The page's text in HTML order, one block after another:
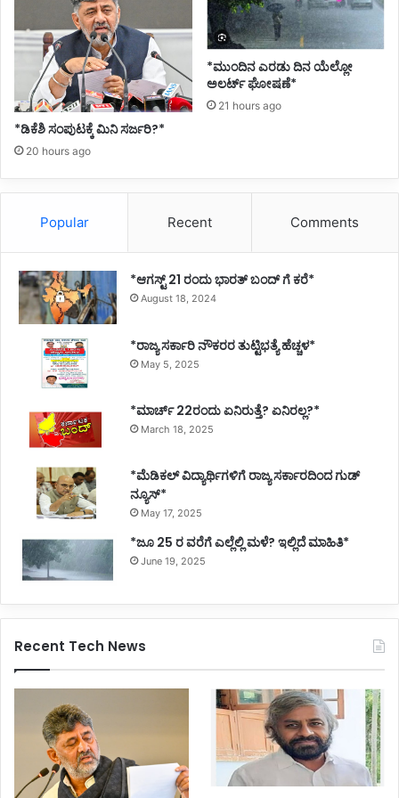
*ಡಿಕೆಶಿ ಸಂಪುಟಕ್ಕೆ ಮಿನಿ ಸರ್ಜರಿ?*
20 hours ago
*ಮುಂದಿನ ಎರಡು ದಿನ ಯೆಲ್ಲೋ
ಅಲರ್ಟ್ ಘೋಷಣೆ*
21 hours ago
Popular Recent Comments
*ಆಗಸ್ಟ್ 21 ರಂದು ಭಾರತ್‌ ಬಂದ್‌ ಗೆ ಕರೆ*
August 18, 2024
*ರಾಜ್ಯ ಸರ್ಕಾರಿ ನೌಕರರ ತುಟ್ಟಿಭತ್ಯೆ ಹೆಚ್ಚಳ*
May 5, 2025
*ಮಾರ್ಚ್ 22ರಂದು ಏನಿರುತ್ತೆ? ಏನಿರಲ್ಲ?*
March 18, 2025
*ಮೆಡಿಕಲ್ ವಿದ್ಯಾರ್ಥಿಗಳಿಗೆ ರಾಜ್ಯ ಸರ್ಕಾರದಿಂದ ಗುಡ್
ನ್ಯೂಸ್*
May 17, 2025
*ಜೂ 25 ರ ವರೆಗೆ ಎಲ್ಲೆಲ್ಲಿ ಮಳೆ? ಇಲ್ಲಿದೆ ಮಾಹಿತಿ*
June 19, 2025
Recent Tech News